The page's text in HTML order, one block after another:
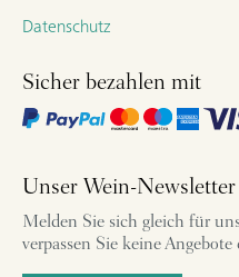
Datenschutz
Sicher bezahlen mit
Unser Wein-Newsletter
Melden Sie sich gleich für
verpassen Sie keine